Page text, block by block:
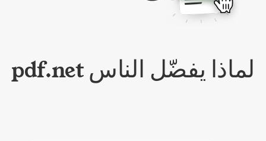
لماذا يفضّل الناس pdf.net